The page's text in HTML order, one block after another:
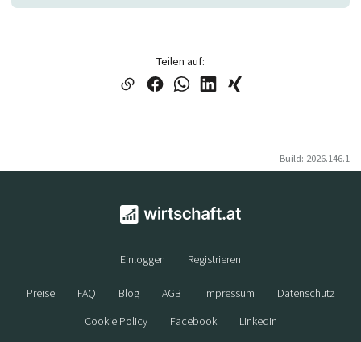
Teilen auf:
Build: 2026.146.1
Einloggen Registrieren
Preise FAQ Blog AGB Impressum
Datenschutz
Cookie Policy
Facebook LinkedIn